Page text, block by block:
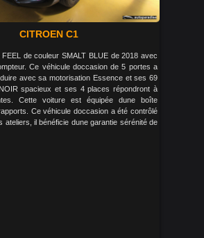
CITROEN C1
de couleur SMALT BLUE de 2018 avec
Ce véhicule doccasion de 5 portes a
avec sa motorisation Essence et ses 69
spacieux et ses 4 places répondront à
Cette voiture est équipée dune boîte
Ce véhicule doccasion a été contrôlé
ateliers, il bénéficie dune garantie sérénité de